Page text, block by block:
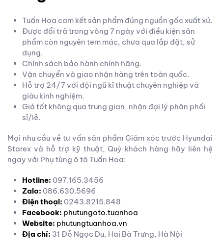
Tuấn Hoa cam kết sản phẩm đúng nguồn gốc xuất xứ.
Được đổi trả trong vòng 7 ngày với điều kiện sản
phẩm còn nguyên tem mác, chưa qua lắp đặt, sử
dụng.
Chính sách bảo hành chính hãng.
Vận chuyển và giao nhận hàng trên toàn quốc.
Hỗ trợ 24/7 với đội ngũ kĩ thuật chuyên nghiệp và
giàu kinh nghiệm.
Giá tốt không qua trung gian, nhận đại lý phân phối
sỉ/lẻ.
Mọi nhu cầu về tư vấn sản phẩm Giảm xóc trước Hyundai
Starex và hỗ trợ kỹ thuật, Quý khách hàng hãy liên hệ
ngay với Phụ tùng ô tô Tuấn Hoa:
Hotline: 097.165.3456
Zalo: 086.630.5696
Điện thoại: 0243.8215.848
Facebook: phutungoto.tuanhoa
Website: phutungtuanhoa.vn
Địa chỉ: 31 Đỗ Ngọc Du, Hai Bà Trưng, Hà Nội